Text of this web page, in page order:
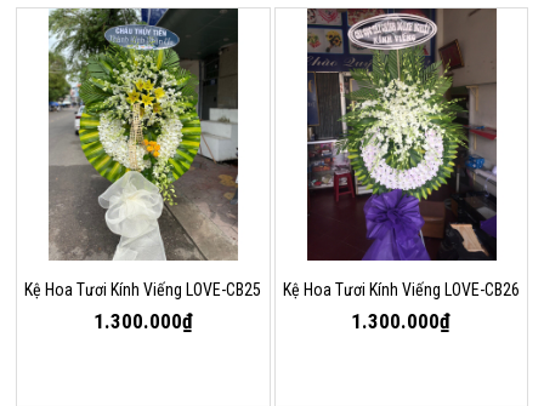
Kệ Hoa Tươi Kính Viếng LOVE-CB25
1.300.000₫
Kệ Hoa Tươi Kính Viếng LOVE-CB26
1.300.000₫